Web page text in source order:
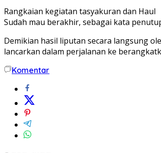
Rangkaian kegiatan tasyakuran dan Haul
Sudah mau berakhir, sebagai kata
Demikian hasil liputan secara langsung
lancarkan dalam perjalanan ke
Komentar